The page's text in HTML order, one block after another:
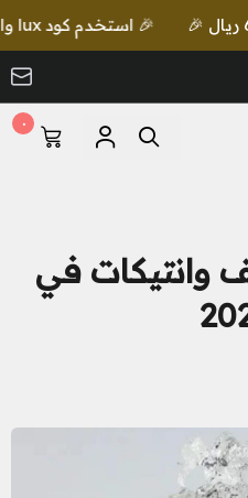
🎉 استخدم كود lux واحصل على خصم إضافي مع شحن مجاني للطلبات بقيمة 649 ريال 🎉
٠
وانتيكات في